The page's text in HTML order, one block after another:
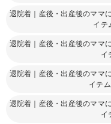
退院着｜産後・出産後のママ
イテ
退院着｜産後・出産後のママ
イ
退院着｜産後・出産後のママ
イテ
退院着｜産後・出産後のママ
イ